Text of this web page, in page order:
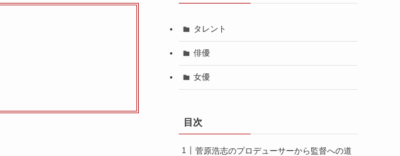
タレント
俳優
女優
目次
菅原浩志のプロデューサーから監督への道